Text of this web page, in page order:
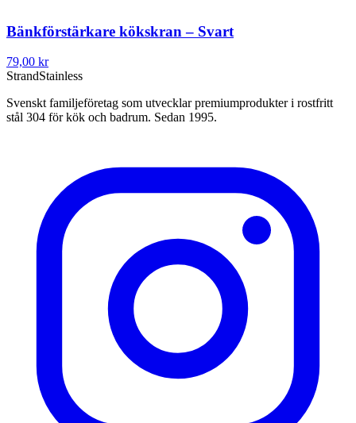
Bänkförstärkare kökskran – Svart
79,00 kr
StrandStainless
Svenskt familjeföretag som utvecklar premiumprodukter i rostfritt
stål 304 för kök och badrum. Sedan 1995.